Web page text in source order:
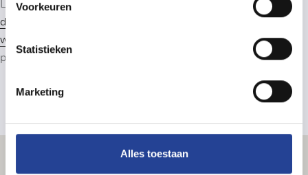
Voorkeuren
Statistieken
Marketing
Alles toestaan
Luxemburgstraat 16B, 1000 Brussel. Onderworpen aan de
deontologische code van het BIV
. Lid van het CIB: zie
www.cib.be
. Beroepsaansprakelijkheidsverzekering: CIB-
polis AXA 730.390.160. Lid van